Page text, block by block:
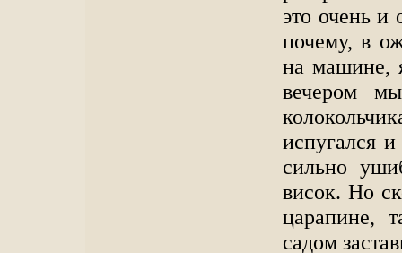
это очень и
почему, в
на машине,
вечером
испугался
сильно
висок. Но
царапине,
садом